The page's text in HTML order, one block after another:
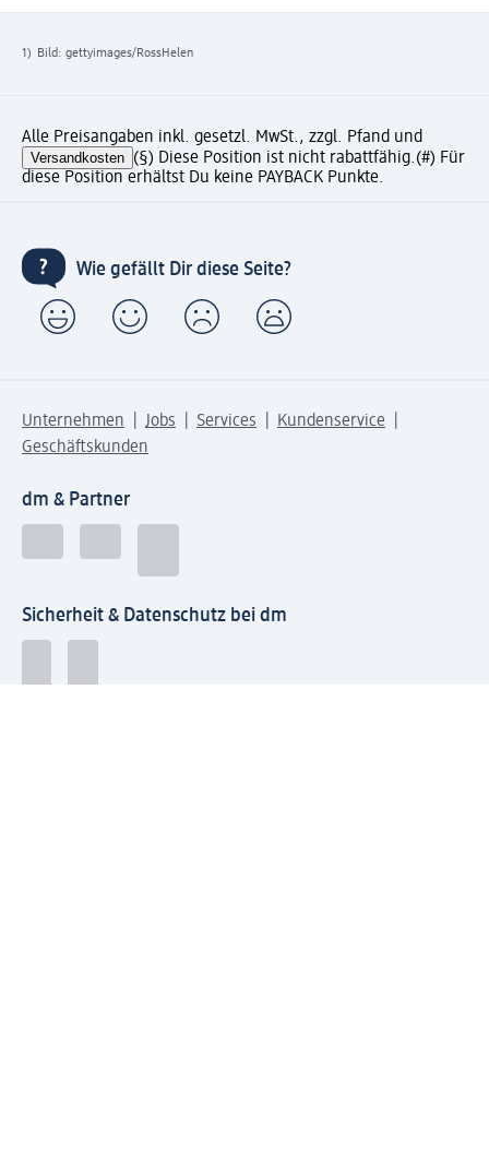
1) Bild: gettyimages/RossHelen
Alle Preisangaben inkl. gesetzl. MwSt., zzgl. Pfand und
Versandkosten (§) Diese Position ist nicht rabattfähig.(#) Für
diese Position erhältst Du keine PAYBACK Punkte.
Wie gefällt Dir diese Seite?
Unternehmen Jobs Services
Kundenservice
Geschäftskunden
dm & Partner
Sicherheit & Datenschutz bei dm